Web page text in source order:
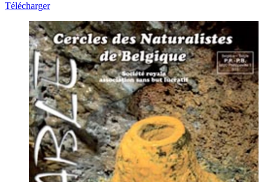
Télécharger